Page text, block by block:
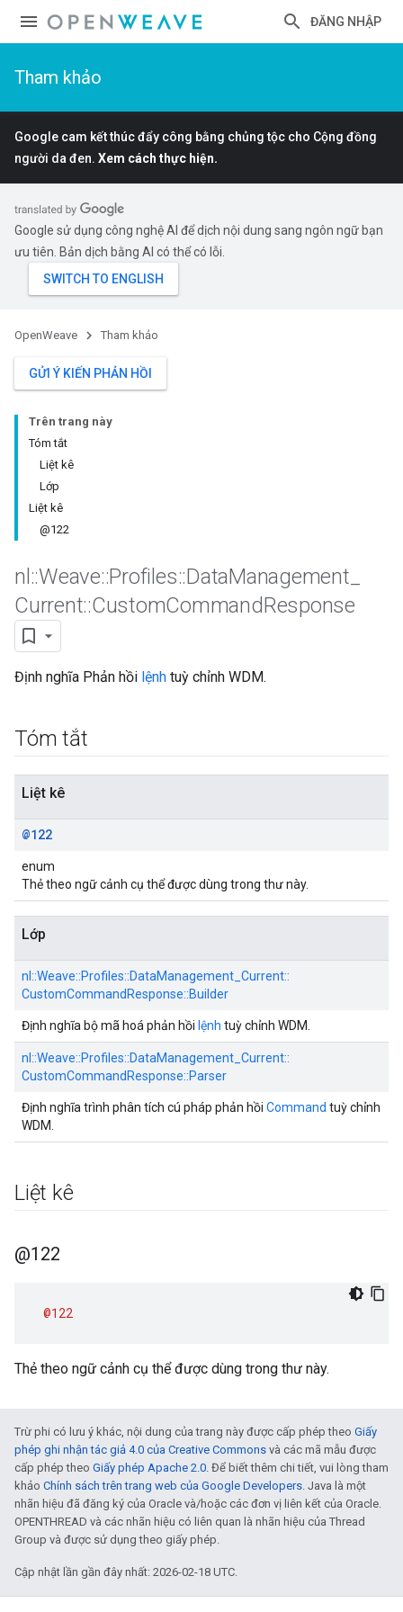
ĐĂNG NHẬP
Tham khảo
Google cam kết thúc đẩy công bằng chủng tộc cho Cộng đồng
người da đen. Xem cách thực hiện.
Google sử dụng công nghệ AI để dịch nội dung sang ngôn ngữ bạn
ưu tiên. Bản dịch bằng AI có thể có lỗi.
OpenWeave Tham khảo
GỬI Ý KIẾN PHẢN HỒI
Trên trang này
Tóm tắt
Liệt kê
Lớp
Liệt kê
@122
nl ::Weave::Profiles::DataManagement
Current::CustomCommandResponse
Định nghĩa Phản hồi lệnh tuỳ chỉnh WDM.
Tóm tắt
Liệt kê
@122
enum
Thẻ theo ngữ cảnh cụ thể được dùng trong thư này.
Lớp
nl::Weave::Profiles::DataManagement_Current::
CustomCommandResponse::Builder
Định nghĩa bộ mã hoá phản hồi lệnh tuỳ chỉnh WDM.
nl::Weave::Profiles::DataManagement_Current::
CustomCommandResponse::Parser
Định nghĩa trình phân tích cú pháp phản hồi Command tuỳ chỉnh
WDM.
Liệt kê
@122
@122
Thẻ theo ngữ cảnh cụ thể được dùng trong thư này.
Trừ phi có lưu ý khác, nội dung của trang này được cấp phép theo Giấy
phép ghi nhận tác giả 4.0 của Creative Commons và các mã mẫu được
cấp phép theo Giấy phép Apache 2.0. Để biết thêm chi tiết, vui lòng tham
khảo Chính sách trên trang web của Google Developers. Java là một
nhãn hiệu đã đăng ký của Oracle và/hoặc các đơn vị liên kết của Oracle.
OPENTHREAD và các nhãn hiệu có liên quan là nhãn hiệu của Thread
Group và được sử dụng theo giấy phép.
Cập nhật lần gần đây nhất: 2026-02-18 UTC.